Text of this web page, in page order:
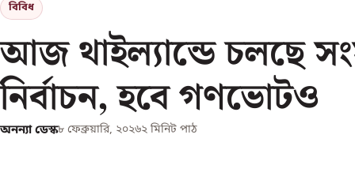
বিবিধ
আজ থাইল্যান্ডে চলছে
নির্বাচন, হবে গণভোটও
অনন্যা ডেস্ক৮ ফেব্রুয়ারি, ২০২৬২ মিনিট পাঠ